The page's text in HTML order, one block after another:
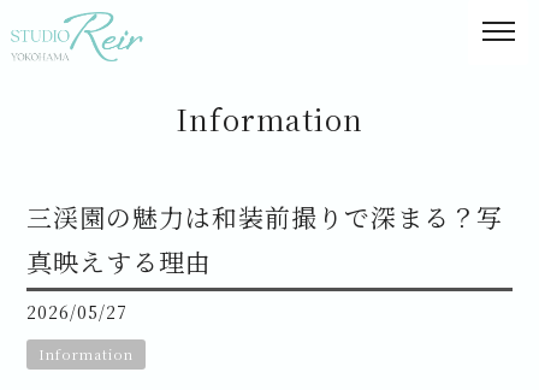
Information
三渓園の魅力は和装前撮りで深まる？写
真映えする理由
2026/05/27
Information